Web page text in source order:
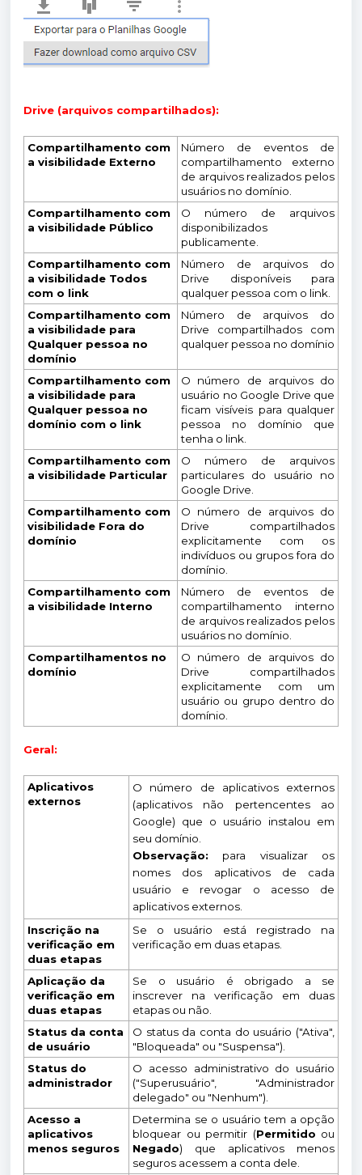
Drive (arquivos compartilhados):
Compartilhamento com
a visibilidade Externo
Número de eventos de
compartilhamento externo
de arquivos realizados pelos
usuários no domínio.
Compartilhamento com
a visibilidade Público
O número de arquivos
disponibilizados
publicamente.
Compartilhamento com
a visibilidade Todos
com o link
Número de arquivos do
Drive disponíveis para
qualquer pessoa com o link.
Compartilhamento com
a visibilidade para
Qualquer pessoa no
domínio
Número de arquivos do
Drive compartilhados com
qualquer pessoa no domínio
Compartilhamento com
a visibilidade para
Qualquer pessoa no
domínio com o link
O número de arquivos do
usuário no Google Drive que
ficam visíveis para qualquer
pessoa no domínio que
tenha o link.
Compartilhamento com
a visibilidade Particular
O número de arquivos
particulares do usuário no
Google Drive.
Compartilhamento com
visibilidade Fora do
domínio
O número de arquivos do
Drive compartilhados
explicitamente com os
indivíduos ou grupos fora do
domínio.
Compartilhamento com
a visibilidade Interno
Número de eventos de
compartilhamento interno
de arquivos realizados pelos
usuários no domínio.
Compartilhamentos no
domínio
O número de arquivos do
Drive compartilhados
explicitamente com um
usuário ou grupo dentro do
domínio.
Geral:
Aplicativos
externos
O número de aplicativos externos
(aplicativos não pertencentes ao
Google) que o usuário instalou em
seu domínio.
Observação: para visualizar os
nomes dos aplicativos de cada
usuário e revogar o acesso de
aplicativos externos.
Inscrição na
verificação em
duas etapas
Se o usuário está registrado na
verificação em duas etapas.
Aplicação da
verificação em
duas etapas
Se o usuário é obrigado a se
inscrever na verificação em duas
etapas ou não.
Status da conta
de usuário
O status da conta do usuário ("Ativa",
"Bloqueada" ou "Suspensa").
Status do
administrador
O acesso administrativo do usuário
("Superusuário", "Administrador
delegado" ou "Nenhum").
Acesso a
aplicativos
menos seguros
Determina se o usuário tem a opção
bloquear ou permitir (Permitido ou
Negado) que aplicativos menos
seguros acessem a conta dele.